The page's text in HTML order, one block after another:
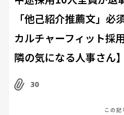
「他己紹介推薦文」必
カルチャーフィット採
隣の気になる人事さん】
30
この記